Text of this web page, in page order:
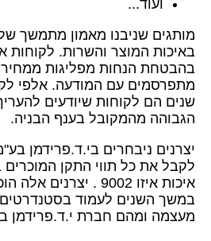
ועוד...
מותגים שניבנו מאמון מתמשך
באיכות המוצר והשרות. לקוחות
בהבטחת הנחות מפליגות
מתפרסמים עם המודעה. אלפי
שנים הם לקוחות שיודעים
הגבוהה מהמקובל בענף הבניה.
יצרנים ניבחרים בי.ד.פרידמן
לקבל את כל תווי התקן
איכות איזו 9002 .
במשך השנים לעמוד
מעצמה ומהם חברת י.ד.פרידמן